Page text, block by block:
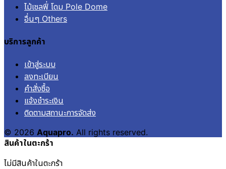
ไม้เซลฟี่ โดม Pole Dome
อื่นๆ Others
บริการลูกค้า
เข้าสู่ระบบ
ลงทะเบียน
คำสั่งซื้อ
แจ้งชำระเงิน
ติดตามสถานะการจัดส่ง
© 2026 Aquapro. All rights reserved.
สินค้าในตะกร้า
ไม่มีสินค้าในตะกร้า